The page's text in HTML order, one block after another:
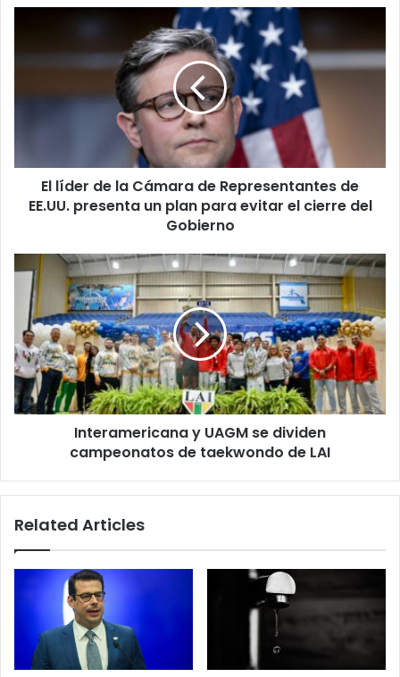
de
EE.UU.
presenta
cierre
del
Gobierno
El líder de la Cámara de Representantes de
EE.UU. presenta un plan para evitar el cierre del
Gobierno
Interamericana
UAGM
dividen
campeonatos
de
taekwondo
de
Interamericana y UAGM se dividen
campeonatos de taekwondo de LAI
Related Articles